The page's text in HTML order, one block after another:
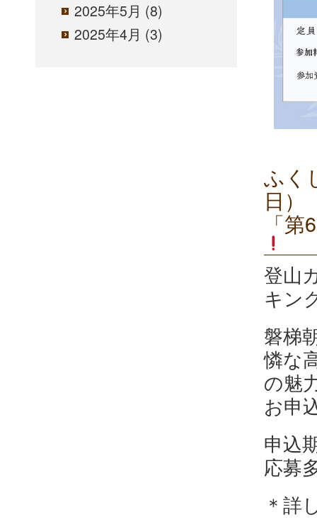
2025年5月 (8)
2025年4月 (3)
ふく
日）
「
登山
キン
磐梯
憐な
の魅
お申
申込
応募
＊詳